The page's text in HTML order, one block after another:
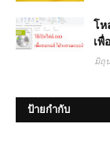
โห
เพื่
มิถุ
ป้ายกำกับ